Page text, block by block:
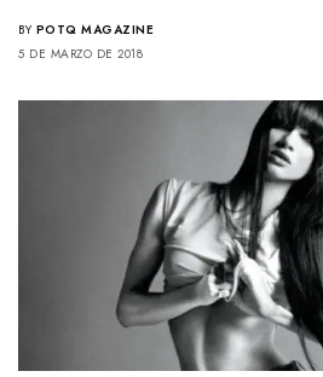
BY POTQ MAGAZINE
5 DE MARZO DE 2018